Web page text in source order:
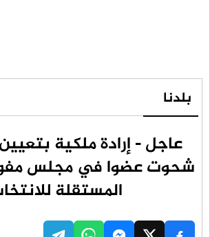
بلدنا
عاجل - إرادة ملكية
شحوت عضوا في مجلس
المستقلة